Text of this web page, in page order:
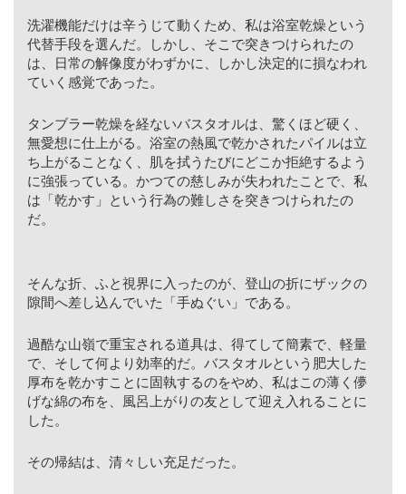
洗濯機能だけは辛うじて動くため、私は浴室乾燥という
代替手段を選んだ。しかし、そこで突きつけられたの
は、日常の解像度がわずかに、しかし決定的に損なわれ
ていく感覚であった。
タンブラー乾燥を経ないバスタオルは、驚くほど硬く、
無愛想に仕上がる。浴室の熱風で乾かされたパイルは立
ち上がることなく、肌を拭うたびにどこか拒絶するよう
に強張っている。かつての慈しみが失われたことで、私
は「乾かす」という行為の難しさを突きつけられたの
だ。
そんな折、ふと視界に入ったのが、登山の折にザックの
隙間へ差し込んでいた「手ぬぐい」である。
過酷な山嶺で重宝される道具は、得てして簡素で、軽量
で、そして何より効率的だ。バスタオルという肥大した
厚布を乾かすことに固執するのをやめ、私はこの薄く儚
げな綿の布を、風呂上がりの友として迎え入れることに
した。
その帰結は、清々しい充足だった。